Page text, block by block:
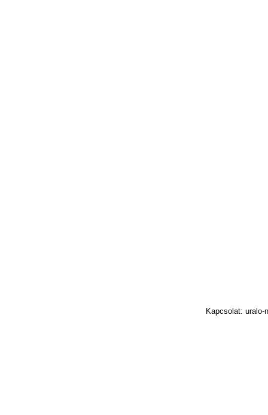
Kapcsolat: uralo-